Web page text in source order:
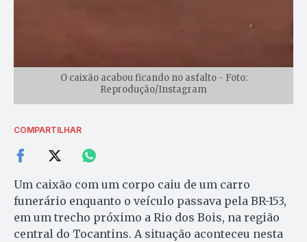
O caixão acabou ficando no asfalto - Foto:
Reprodução/Instagram
COMPARTILHAR
Um caixão com um corpo caiu de um carro
funerário enquanto o veículo passava pela BR-153,
em um trecho próximo a Rio dos Bois, na região
central do Tocantins. A situação aconteceu nesta